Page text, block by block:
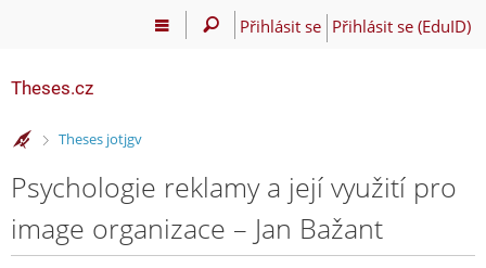
Přihlásit se Přihlásit se (EduID)
Theses.cz
>
Theses jotjgv
Psychologie reklamy a její využití pro
image organizace – Jan Bažant